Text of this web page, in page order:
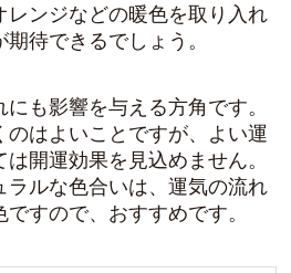
レンジなどの暖色を取り入れ
期待できるでしょう。
も影響を与える方角です。
のはよいことですが、よい運
開運効果を見込めません。
ラルな色合いは、運気の流れ
ですので、おすすめです。